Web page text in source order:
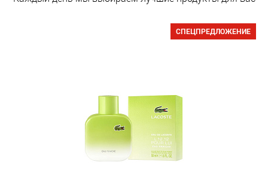
СПЕЦПРЕДЛОЖЕНИЕ